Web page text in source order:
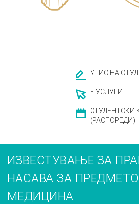
УПИС НА
Е-УСЛУГИ
СТУДЕНТСКИ
(РАСПОРЕДИ)
ИЗВЕСТУВАЊЕ ЗА
НАСАВА ЗА
МЕДИЦИНА